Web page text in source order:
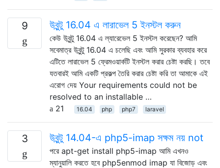
9 উবুন্টু 16.04 এ লারাভেল 5 ইনস্টল করুন
কেউ উবুন্টু 16.04 এ ল্যারেভেল 5 ইনস্টল করেছেন? আমি
সবেমাত্র উবুন্টু 16.04 এ চলেছি এবং আমি সুরকার ব্যবহার করে
এটিতে লারাভেল 5 ফ্রেমওয়ার্কটি ইনস্টল করার চেষ্টা করছি। তবে
যতবারই আমি একটি প্রকল্প তৈরি করার চেষ্টা করি তা আমাকে এই
এরোগ দেয় Your requirements could not be
resolved to an installable …
21
16.04 php php7 laravel
3 উবুন্টু 14.04-এ php5-imap সক্ষম নয় not
পরে apt-get install php5-imap আমি এখনও
ম্যানুয়ালি করতে হবে php5enmod imap যা বিজোড় এবং